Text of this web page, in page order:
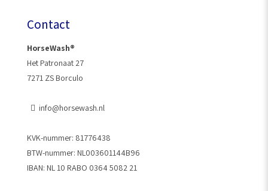
Contact
HorseWash®
Het Patronaat 27
7271 ZS Borculo
info@horsewash.nl
KVK-nummer: 81776438
BTW-nummer: NL003601144B96
IBAN: NL 10 RABO 0364 5082 21